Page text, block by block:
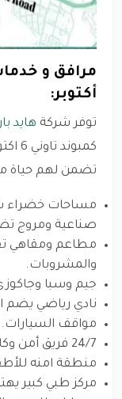
مرافق و
أكتوبر:
توفر شركة هايد
تضمن لهم حياة
مساحات خضراء
صناعية ومروج
مطاعم ومقاهي
والمشروبات.
جيم وسبا
نادي رياضي يضم
مواقف السيارات.
24/7 فريق أمن وكاميرات النجاة لحماية الكمبوند.
منطقة امنه
مركز طبي كبير